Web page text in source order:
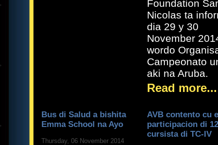
Foundation
Nicolas ta
dia 29 y 30
November
wordo
Campeonato
aki na Aruba.
Read more...
Bus di Salud a bishita
Emma School na Ayo
Thursday, 06 November 2014
AVB contento cu e
participacion di 12
cursista di TC-IV